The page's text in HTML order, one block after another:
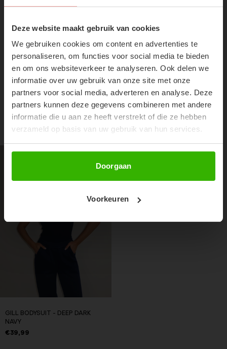
Deze website maakt gebruik van cookies
We gebruiken cookies om content en advertenties te
personaliseren, om functies voor social media te bieden
en om ons websiteverkeer te analyseren. Ook delen we
informatie over uw gebruik van onze site met onze
partners voor social media, adverteren en analyse. Deze
partners kunnen deze gegevens combineren met andere
informatie die u aan ze heeft verstrekt of die ze hebben
verzameld op basis van uw gebruik van hun services.
Doorgaan
Voorkeuren
SUBSCRIBE NOW & GET
10% OFF YOUR FIRST
ORDER!
Don't miss out on our trendy new drops or exclusive
Verzenden & Retourneren
RECENTE ARTIKELEN
GILL BODYSUIT - DEEP DARK
NAVY
€39,99